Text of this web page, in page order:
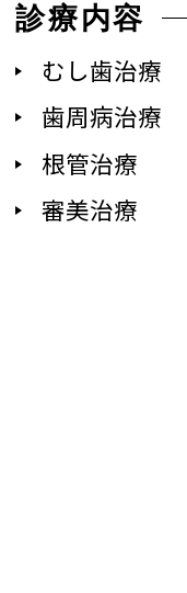
診療内容
むし歯治療
歯周病治療
根管治療
審美治療